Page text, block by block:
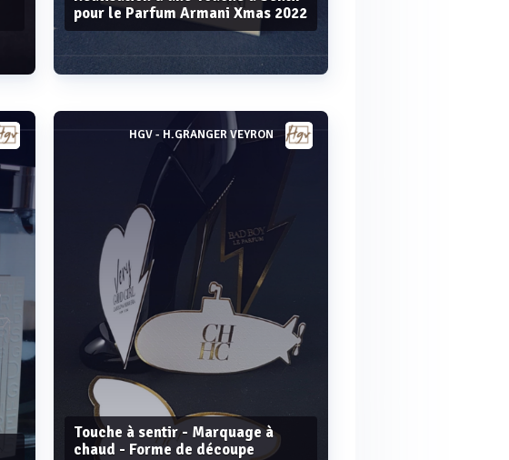
pour le Parfum Armani Xmas 2022
Voir plus
HGV - H.GRANGER VEYRON
Touche à sentir - Marquage à
chaud - Forme de découpe